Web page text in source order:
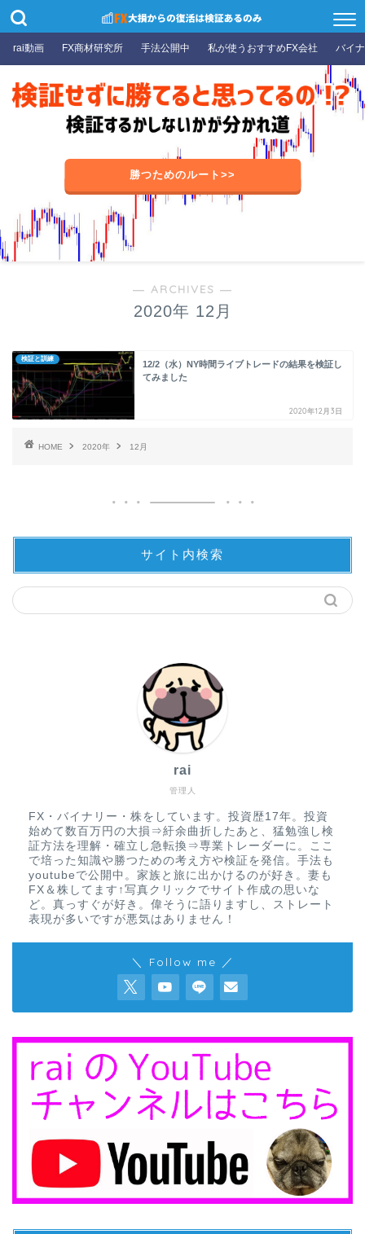
rai動画 FX商材研究所 手法公開中 私が使うおすすめFX会社 バイ
勝つためのルート>>
― ARCHIVES ―
2020年 12月
検証と訓練
12/2（水）NY時間ライブトレードの結果を検証し
てみました
2020年12月3日
HOME 2020年 12月
サイト内検索
管理人
rai
FX・バイナリー・株をしています。投資歴17年。投資
始めて数百万円の大損⇒紆余曲折したあと、猛勉強し検
証方法を理解・確立し急転換⇒専業トレーダーに。ここ
で培った知識や勝つための考え方や検証を発信。手法も
youtubeで公開中。家族と旅に出かけるのが好き。妻も
FX＆株してます↑写真クリックでサイト作成の思いな
ど。真っすぐが好き。偉そうに語りますし、ストレート
表現が多いですが悪気はありません！
＼ Follow me ／